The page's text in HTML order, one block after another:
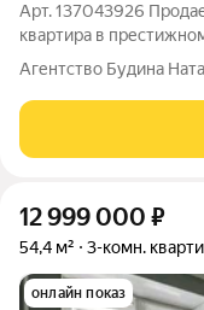
Арт. 137043926
квартира в
районе Санкт-
расположена в
и шумоизоляцией.
Агентство Будина
12 999 000 ₽
54,4 м² 3-комн.
онлайн показ